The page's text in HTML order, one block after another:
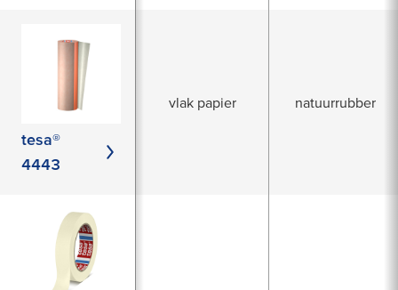
tesa®
4443
vlak papier natuurrubber